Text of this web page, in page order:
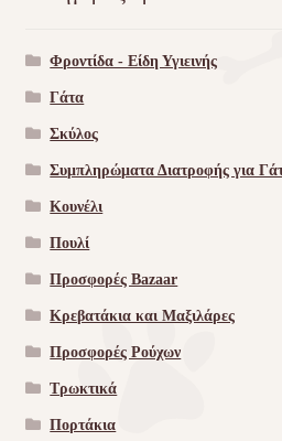
Φροντίδα - Είδη Υγιεινής
Γάτα
Σκύλος
Συμπληρώματα Διατροφής για
Κουνέλι
Πουλί
Προσφορές Bazaar
Κρεβατάκια και Μαξιλάρες
Προσφορές Ρούχων
Τρωκτικά
Πορτάκια